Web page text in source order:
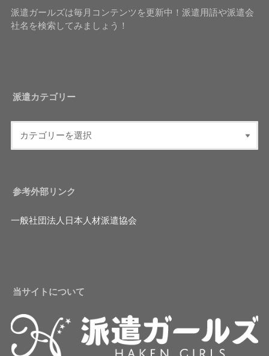
派遣ガールズは毎月コンテンツを更新中！派遣用語や派遣会
社名を検索してみましょう！
派遣カテゴリー
参考外部リンク
一般社団法人日本人材派遣協会
当サイトについて